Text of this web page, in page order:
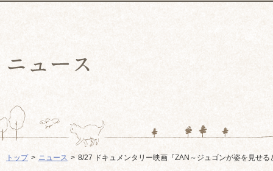
トップ ニュース 8/27 ドキュメンタリー映画『ZAN～ジュゴンが姿を見せる